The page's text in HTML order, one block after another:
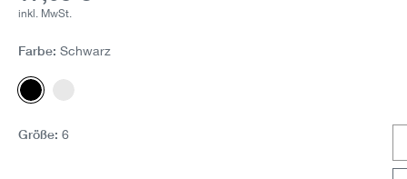
inkl. MwSt.
Farbe: Schwarz
Schwarz
Größe: 6